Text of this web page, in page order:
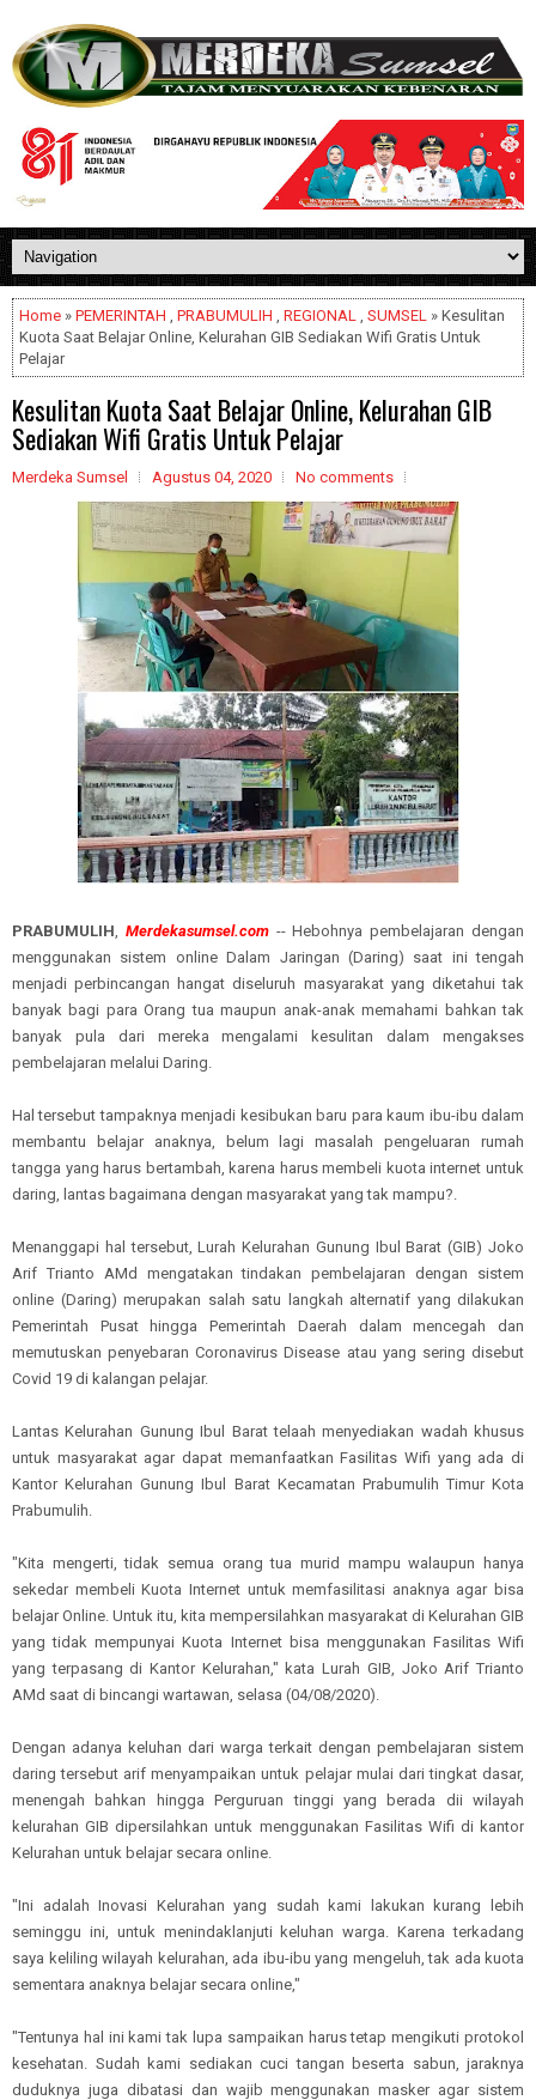
Home » PEMERINTAH , PRABUMULIH , REGIONAL , SUMSEL » Kesulitan
Kuota Saat Belajar Online, Kelurahan GIB Sediakan Wifi Gratis Untuk
Pelajar
Kesulitan Kuota Saat Belajar Online, Kelurahan GIB
Sediakan Wifi Gratis Untuk Pelajar
Merdeka Sumsel Agustus 04, 2020 No comments
PRABUMULIH, Merdekasumsel.com-- Hebohnya pembelajaran dengan
menggunakan sistem online Dalam Jaringan (Daring) saat ini tengah
menjadi perbincangan hangat diseluruh masyarakat yang diketahui tak
banyak bagi para Orang tua maupun anak-anak memahami bahkan tak
banyak pula dari mereka mengalami kesulitan dalam mengakses
pembelajaran melalui Daring.
Hal tersebut tampaknya menjadi kesibukan baru para kaum ibu-ibu dalam
membantu belajar anaknya, belum lagi masalah pengeluaran rumah
tangga yang harus bertambah, karena harus membeli kuota internet untuk
daring, lantas bagaimana dengan masyarakat yang tak mampu?.
Menanggapi hal tersebut, Lurah Kelurahan Gunung Ibul Barat (GIB) Joko
Arif Trianto AMd mengatakan tindakan pembelajaran dengan sistem
online (Daring) merupakan salah satu langkah alternatif yang dilakukan
Pemerintah Pusat hingga Pemerintah Daerah dalam mencegah dan
memutuskan penyebaran Coronavirus Disease atau yang sering disebut
Covid 19 di kalangan pelajar.
Lantas Kelurahan Gunung Ibul Barat telaah menyediakan wadah khusus
untuk masyarakat agar dapat memanfaatkan Fasilitas Wifi yang ada di
Kantor Kelurahan Gunung Ibul Barat Kecamatan Prabumulih Timur Kota
Prabumulih.
"Kita mengerti, tidak semua orang tua murid mampu walaupun hanya
sekedar membeli Kuota Internet untuk memfasilitasi anaknya agar bisa
belajar Online. Untuk itu, kita mempersilahkan masyarakat di Kelurahan GIB
yang tidak mempunyai Kuota Internet bisa menggunakan Fasilitas Wifi
yang terpasang di Kantor Kelurahan," kata Lurah GIB, Joko Arif Trianto
AMd saat di bincangi wartawan, selasa (04/08/2020).
Dengan adanya keluhan dari warga terkait dengan pembelajaran sistem
daring tersebut arif menyampaikan untuk pelajar mulai dari tingkat dasar,
menengah bahkan hingga Perguruan tinggi yang berada dii wilayah
kelurahan GIB dipersilahkan untuk menggunakan Fasilitas Wifi di kantor
Kelurahan untuk belajar secara online.
"Ini adalah Inovasi Kelurahan yang sudah kami lakukan kurang lebih
seminggu ini, untuk menindaklanjuti keluhan warga. Karena terkadang
saya keliling wilayah kelurahan, ada ibu-ibu yang mengeluh, tak ada kuota
sementara anaknya belajar secara online,"
"Tentunya hal ini kami tak lupa sampaikan harus tetap mengikuti protokol
kesehatan. Sudah kami sediakan cuci tangan beserta sabun, jaraknya
duduknya juga dibatasi dan wajib menggunakan masker agar sistem